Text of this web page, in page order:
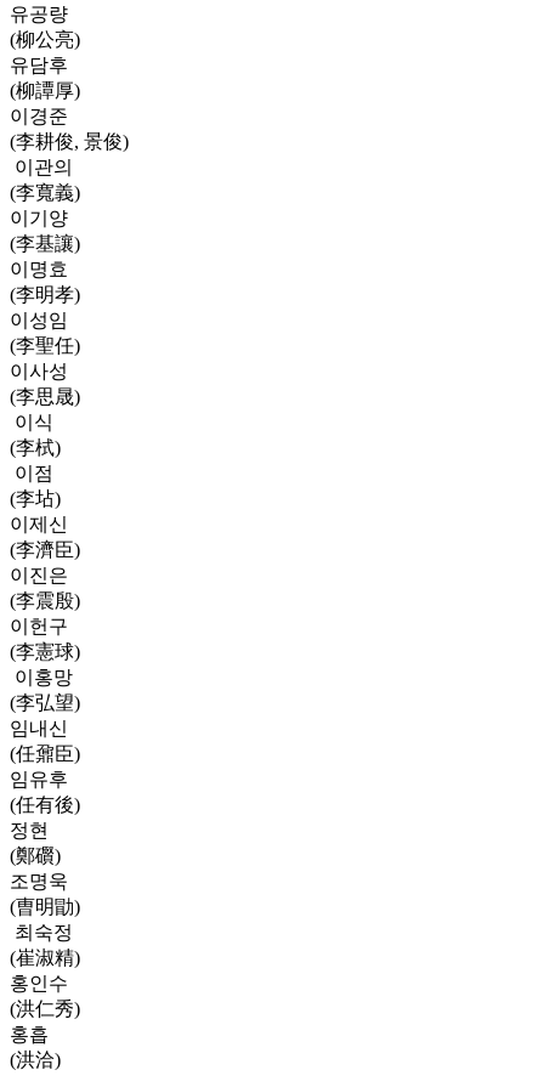
유공량
(柳公亮)
유담후
(柳譚厚)
이경준
(李耕俊, 景俊)
이관의
(李寬義)
이기양
(李基讓)
이명효
(李明孝)
이성임
(李聖任)
이사성
(李思晟)
이식
(李栻)
이점
(李坫)
이제신
(李濟臣)
이진은
(李震殷)
이헌구
(李憲球)
이홍망
(李弘望)
임내신
(任鼐臣)
임유후
(任有後)
정현
(鄭礥)
조명욱
(曺明勖)
최숙정
(崔淑精)
홍인수
(洪仁秀)
홍흡
(洪洽)